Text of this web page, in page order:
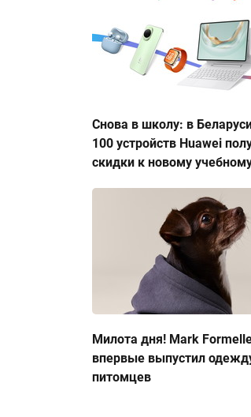
Снова в школу: в
100 устройств Huawei
скидки к новому
Милота дня! Mark
впервые выпустил
питомцев